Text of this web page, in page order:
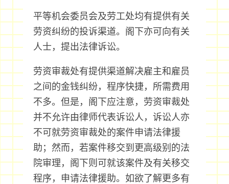
平等机会委员会及劳工处均有提供有关
劳资纠纷的投诉渠道。阁下亦可向有关
人士，提出法律诉讼。
劳资审裁处有提供渠道解决雇主和雇员
之间的金钱纠纷，程序快捷，所需费用
不多。但是，阁下应注意，劳资审裁处
并不允许由律师代表诉讼人，诉讼人亦
不可就劳资审裁处的案件申请法律援
助；然而，若案件移交到更高级别的法
院审理，阁下则可就该案件及有关移交
程序，申请法律援助。如欲了解更多有